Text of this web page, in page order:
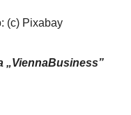
(c) Pixabay
„ViennaBusiness”